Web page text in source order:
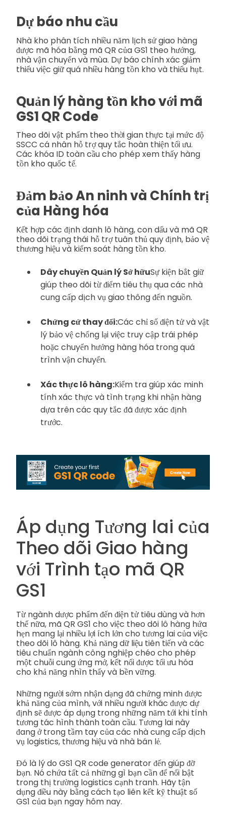
Dự báo nhu cầu
Nhà kho phân tích nhiều năm lịch sử giao hàng
được mã hóa bằng mã QR của GS1 theo hướng,
nhà vận chuyển và mùa. Dự báo chính xác giảm
thiểu việc giữ quá nhiều hàng tồn kho và thiếu hụt.
Quản lý hàng tồn kho với mã
GS1 QR Code
Theo dõi vật phẩm theo thời gian thực tại mức độ
SSCC cá nhân hỗ trợ quy tắc hoàn thiện tối ưu.
Các khóa ID toàn cầu cho phép xem thấy hàng
tồn kho quốc tế.
Đảm bảo An ninh và Chính trị
của Hàng hóa
Kết hợp các định danh lô hàng, con dấu và mã QR
theo dõi trạng thái hỗ trợ tuân thủ quy định, bảo vệ
thương hiệu và kiểm soát hàng tồn kho.
Dây chuyền Quản lý Sở hữuSự kiện bắt giữ
giúp theo dõi từ điểm tiêu thụ qua các nhà
cung cấp dịch vụ giao thông đến nguồn.
Chứng cứ thay đổi:Các chỉ số điện tử và vật
lý bảo vệ chống lại việc truy cập trái phép
hoặc chuyển hướng hàng hóa trong quá
trình vận chuyển.
Xác thực lô hàng:Kiểm tra giúp xác minh
tính xác thực và tình trạng khi nhận hàng
dựa trên các quy tắc đã được xác định
trước.
Áp dụng Tương lai của
Theo dõi Giao hàng
với Trình tạo mã QR
GS1
Từ ngành dược phẩm đến điện tử tiêu dùng và hơn
thế nữa, mã QR GS1 cho việc theo dõi lô hàng hứa
hẹn mang lại nhiều lợi ích lớn cho tương lai của việc
theo dõi lô hàng. Khả năng dữ liệu tiên tiến và các
tiêu chuẩn ngành công nghiệp chéo cho phép
một chuỗi cung ứng mở, kết nối được tối ưu hóa
cho khả năng nhìn thấy và bền vững.
Những người sớm nhận dạng đã chứng minh được
khả năng của mình, với nhiều người khác được dự
định sẽ được áp dụng trong những năm tới khi tính
tương tác hình thành toàn cầu. Tương lai này
đang ở trong tầm tay của các nhà cung cấp dịch
vụ logistics, thương hiệu và nhà bán lẻ.
Đó là lý do GS1 QR code generator đến giúp đỡ
bạn. Nó chứa tất cả những gì bạn cần để nổi bật
trong thị trường logistics cạnh tranh. Hãy tận
dụng điều này bằng cách tạo liên kết kỹ thuật số
GS1 của bạn ngay hôm nay.